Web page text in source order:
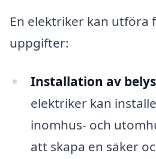
En elektriker kan utföra
uppgifter:
Installation av
elektriker kan
inomhus- och
att skapa en säker